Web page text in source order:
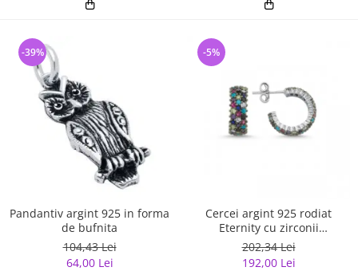
Pandantiv argint 925 in forma
de bufnita
104,43 Lei
64,00 Lei
-39%
Cercei argint 925 rodiat
Eternity cu zirconii
multicolore ETU0028
202,34 Lei
192,00 Lei
-5%